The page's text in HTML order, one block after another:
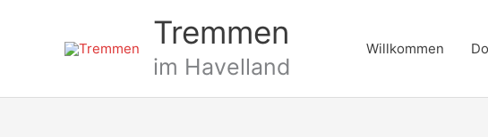
Tremmen
im Havelland
Willkommen